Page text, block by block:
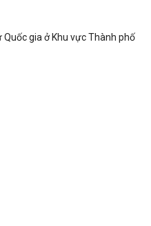
Quốc gia ở Khu vực Thành phố